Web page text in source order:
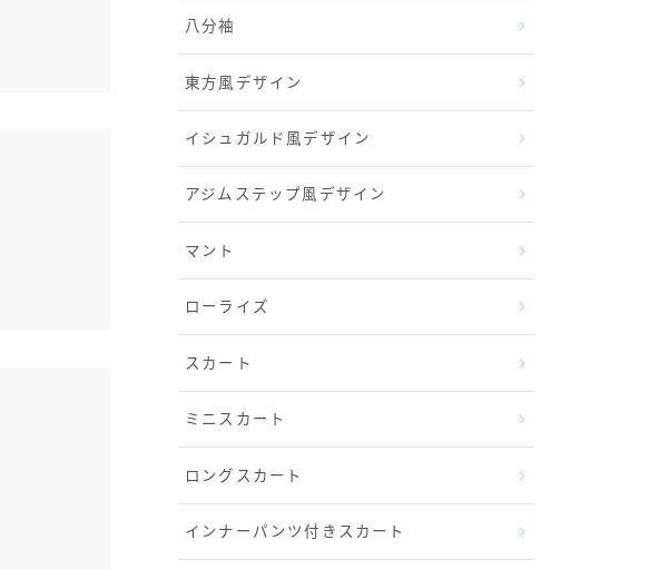
八分袖
東方風デザイン
イシュガルド風デザイン
アジムステップ風デザイン
マント
ローライズ
スカート
ミニスカート
ロングスカート
インナーパンツ付きスカート